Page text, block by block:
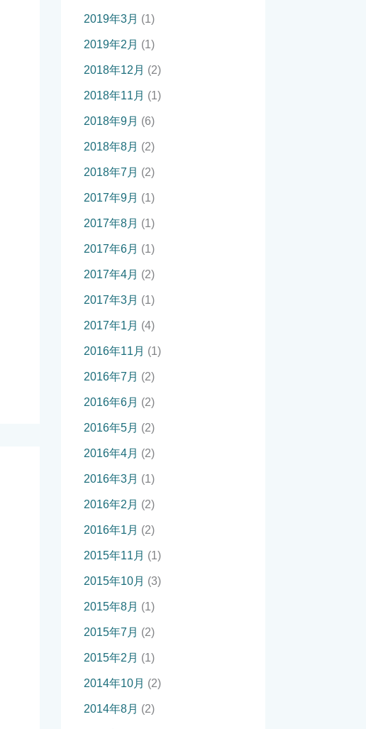
2019年3月 (1)
2019年2月 (1)
2018年12月 (2)
2018年11月 (1)
2018年9月 (6)
2018年8月 (2)
2018年7月 (2)
2017年9月 (1)
2017年8月 (1)
2017年6月 (1)
2017年4月 (2)
2017年3月 (1)
2017年1月 (4)
2016年11月 (1)
2016年7月 (2)
2016年6月 (2)
2016年5月 (2)
2016年4月 (2)
2016年3月 (1)
2016年2月 (2)
2016年1月 (2)
2015年11月 (1)
2015年10月 (3)
2015年8月 (1)
2015年7月 (2)
2015年2月 (1)
2014年10月 (2)
2014年8月 (2)